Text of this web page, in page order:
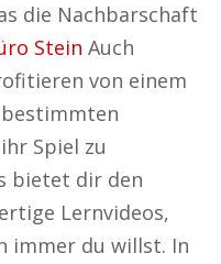
die Nachbarschaft
Stein Auch
von einem
Spiel zu
bietet dir den
Lernvideos,
immer du willst. In